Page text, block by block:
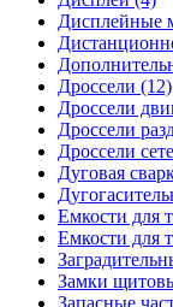
Дисплейные
Дроссели (12)
Дроссели
Дроссели
Дроссели
Дуговая
Емкости для
Емкости для
Замки
Запасные